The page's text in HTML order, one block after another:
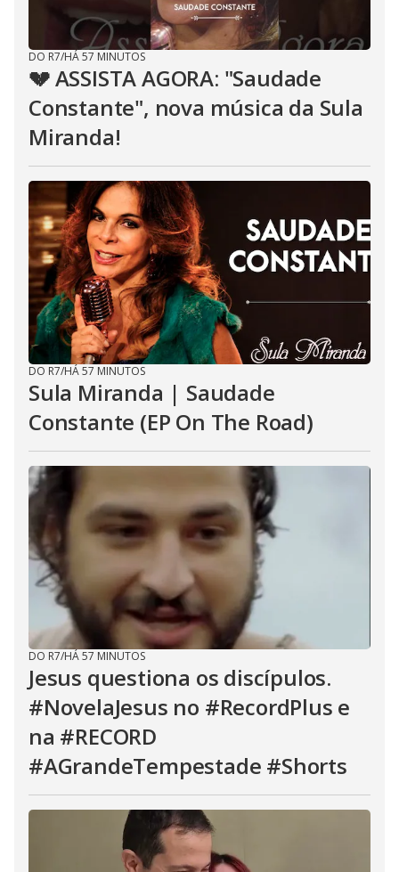
DO R7/HÁ 57 MINUTOS
💔 ASSISTA AGORA: "Saudade
Constante", nova música da Sula
Miranda!
DO R7/HÁ 57 MINUTOS
Sula Miranda | Saudade
Constante (EP On The Road)
DO R7/HÁ 57 MINUTOS
Jesus questiona os discípulos.
#NovelaJesus no #RecordPlus e
na #RECORD
#AGrandeTempestade #Shorts